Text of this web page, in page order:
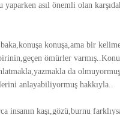
yaparken asıl önemli olan
konuşa,ama bir
ömürler
da
anlayabiliyormuş hakkıyla..
insanın kaşı,gözü,burnu